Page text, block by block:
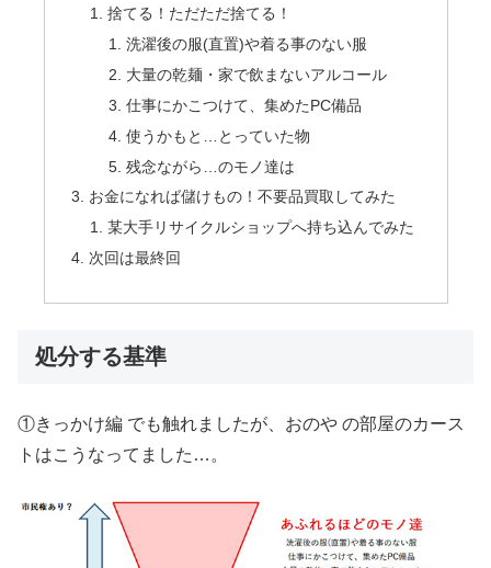
捨てる！ただただ捨てる！
洗濯後の服(直置)や着る事のない服
大量の乾麺・家で飲まないアルコール
仕事にかこつけて、集めたPC備品
使うかもと…とっていた物
残念ながら…のモノ達は
お金になれば儲けもの！不要品買取してみた
某大手リサイクルショップへ持ち込んでみた
次回は最終回
処分する基準
①きっかけ編 でも触れましたが、おのや の部屋のカース
トはこうなってました…。